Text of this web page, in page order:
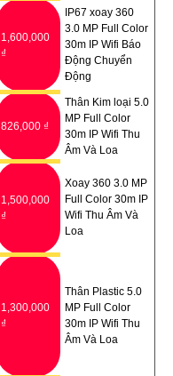
1,600,000
₫
IP67 xoay 360
3.0 MP Full Color
30m IP Wifi Báo
Động Chuyển
Động
826,000 ₫
Thân Kim loại 5.0
MP Full Color
30m IP Wifi Thu
Âm Và Loa
1,500,000
₫
Xoay 360 3.0 MP
Full Color 30m IP
Wifi Thu Âm Và
Loa
1,300,000
₫
Thân Plastic 5.0
MP Full Color
30m IP Wifi Thu
Âm Và Loa